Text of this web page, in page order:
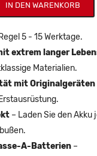
IN DEN WARENKORB
5 - 15 Werktage.
extrem langer
Materialien.
mit Originalgeräten
– Laden Sie den
A-Batterien –